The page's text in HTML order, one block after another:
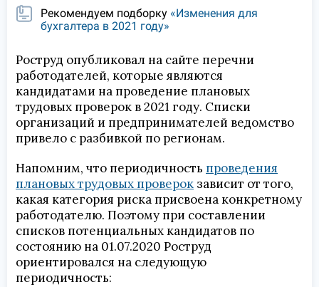
Рекомендуем подборку «Изменения для
бухгалтера в 2021 году»
Роструд опубликовал на сайте перечни
работодателей, которые являются
кандидатами на проведение плановых
трудовых проверок в 2021 году. Списки
организаций и предпринимателей ведомство
привело с разбивкой по регионам.
Напомним, что периодичность проведения
плановых трудовых проверок зависит от того,
какая категория риска присвоена конкретному
работодателю. Поэтому при составлении
списков потенциальных кандидатов по
состоянию на 01.07.2020 Роструд
ориентировался на следующую
периодичность: